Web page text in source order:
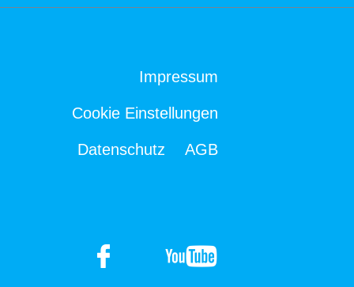
Impressum
Cookie Einstellungen
Datenschutz AGB